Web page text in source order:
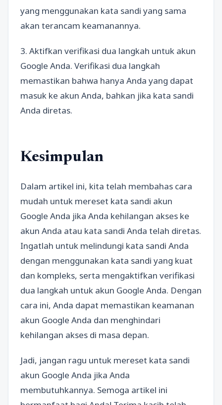
yang menggunakan kata sandi yang sama
akan terancam keamanannya.
3. Aktifkan verifikasi dua langkah untuk akun
Google Anda. Verifikasi dua langkah
memastikan bahwa hanya Anda yang dapat
masuk ke akun Anda, bahkan jika kata sandi
Anda diretas.
Kesimpulan
Dalam artikel ini, kita telah membahas cara
mudah untuk mereset kata sandi akun
Google Anda jika Anda kehilangan akses ke
akun Anda atau kata sandi Anda telah diretas.
Ingatlah untuk melindungi kata sandi Anda
dengan menggunakan kata sandi yang kuat
dan kompleks, serta mengaktifkan verifikasi
dua langkah untuk akun Google Anda. Dengan
cara ini, Anda dapat memastikan keamanan
akun Google Anda dan menghindari
kehilangan akses di masa depan.
Jadi, jangan ragu untuk mereset kata sandi
akun Google Anda jika Anda
membutuhkannya. Semoga artikel ini